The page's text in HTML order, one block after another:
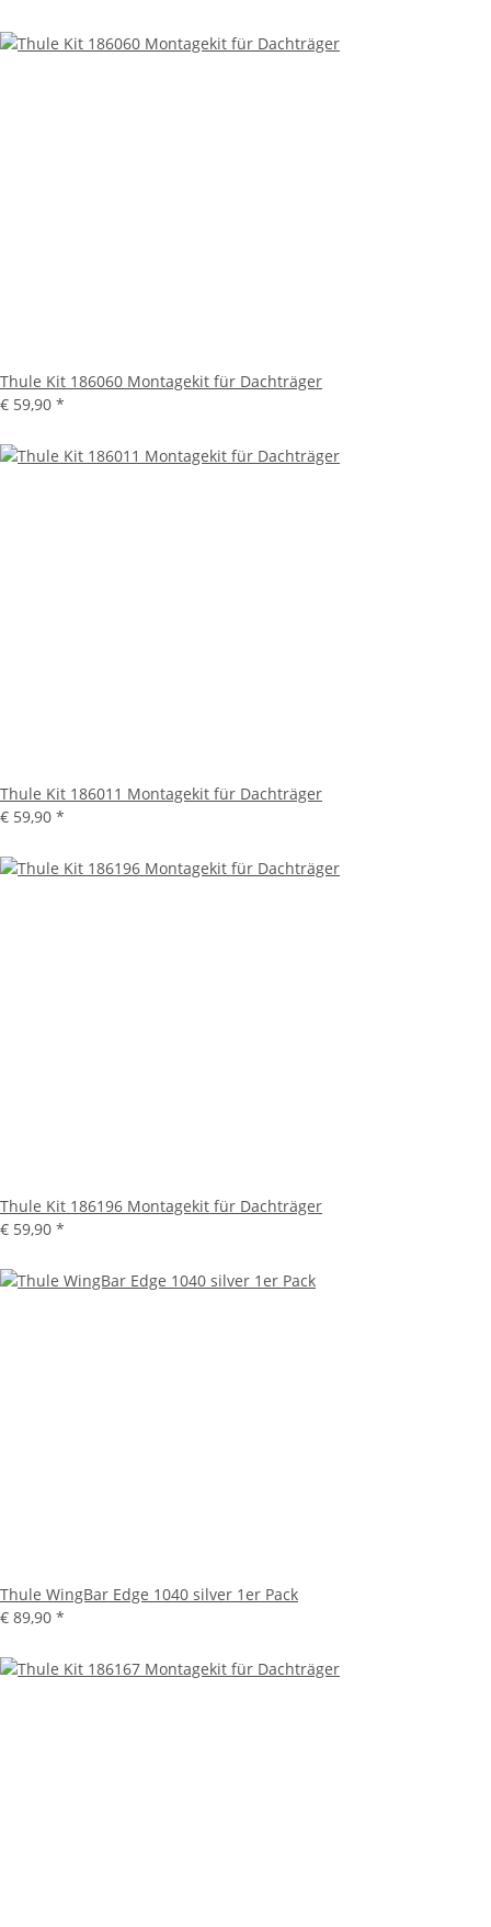
Thule Kit 186060 Montagekit für Dachträger
€ 59,90 *
Thule Kit 186011 Montagekit für Dachträger
€ 59,90 *
Thule Kit 186196 Montagekit für Dachträger
€ 59,90 *
Thule WingBar Edge 1040 silver 1er Pack
€ 89,90 *